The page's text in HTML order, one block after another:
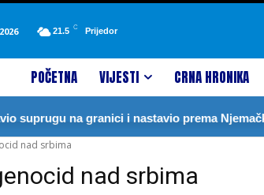
21.5 C Prijedor
POČETNA VIJESTI CRNA HRONIKA
suprugu na granici i nastavio prema Njemačkoj
nad srbima
nad srbima